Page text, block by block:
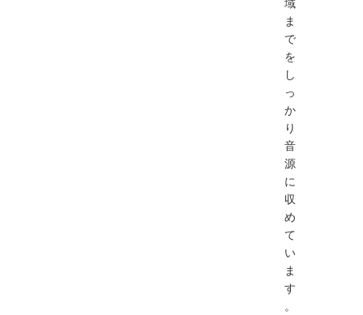
ま
で
を
し
っ
か
り
音
源
に
収
め
て
い
ま
す
。